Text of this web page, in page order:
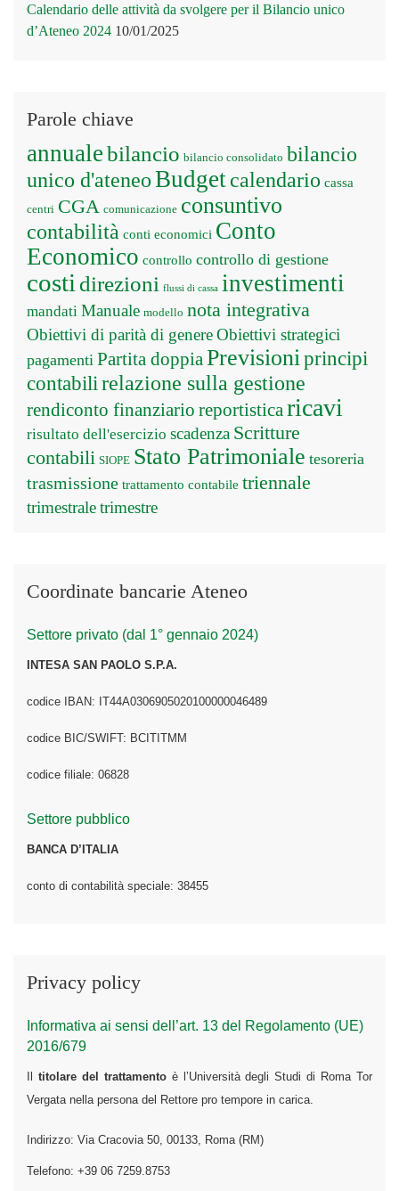
Calendario delle attività da svolgere per il Bilancio unico
d’Ateneo 2024 10/01/2025
Parole chiave
annualebilancio bilancio consolidato bilancio
unico d'ateneoBudgetcalendario cassa
centri CGA comunicazione consuntivo
contabilità conti economici Conto
Economico controllo controllo di gestione
costi direzioni flussi di cassa investimenti
mandati Manuale modello nota integrativa
Obiettivi di parità di genereObiettivi strategici
pagamenti Partita doppia Previsioni principi
contabili relazione sulla gestione
rendiconto finanziario reportistica ricavi
risultato dell'esercizio scadenza Scritture
contabili SIOPE Stato Patrimoniale tesoreria
trasmissione trattamento contabile triennale
trimestraletrimestre
Coordinate bancarie Ateneo
Settore privato (dal 1° gennaio 2024)
INTESA SAN PAOLO S.P.A.
codice IBAN: IT44A0306905020100000046489
codice BIC/SWIFT: BCITITMM
codice filiale: 06828
Settore pubblico
BANCA D’ITALIA
conto di contabilità speciale: 38455
Privacy policy
Informativa ai sensi dell’art. 13 del Regolamento (UE)
2016/679
Il titolare del trattamentoè l’Università degli Studi di Roma Tor
Vergata nella persona del Rettore pro tempore in carica.
Indirizzo: Via Cracovia 50, 00133, Roma (RM)
Telefono: +39 06 7259.8753